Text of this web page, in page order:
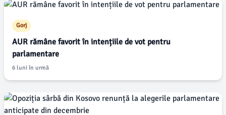
Gorj
AUR rămâne favorit în intențiile de vot pentru
parlamentare
6 luni în urmă